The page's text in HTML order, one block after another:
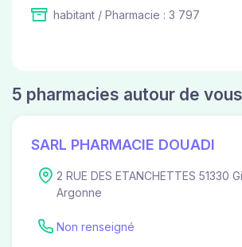
habitant / Pharmacie : 3 797
5 pharmacies autour de vous
SARL PHARMACIE DOUADI
2 RUE DES ETANCHETTES 51330
Argonne
Non renseigné